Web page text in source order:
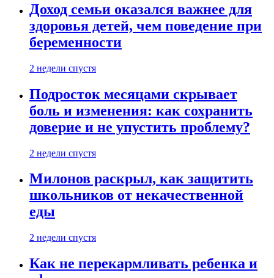
Доход семьи оказался важнее для
здоровья детей, чем поведение при
беременности
2 недели спустя
Подросток месяцами скрывает
боль и изменения: как сохранить
доверие и не упустить проблему?
2 недели спустя
Милонов раскрыл, как защитить
школьников от некачественной
еды
2 недели спустя
Как не перекармливать ребенка и